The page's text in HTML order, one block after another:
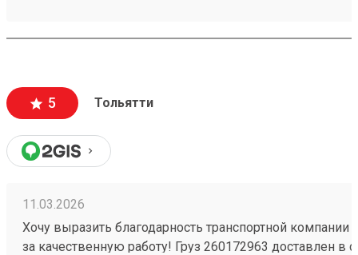
5 Тольятти
11.03.2026
Хочу выразить благодарность транспортной компании
за качественную работу! Груз 260172963 доставлен в